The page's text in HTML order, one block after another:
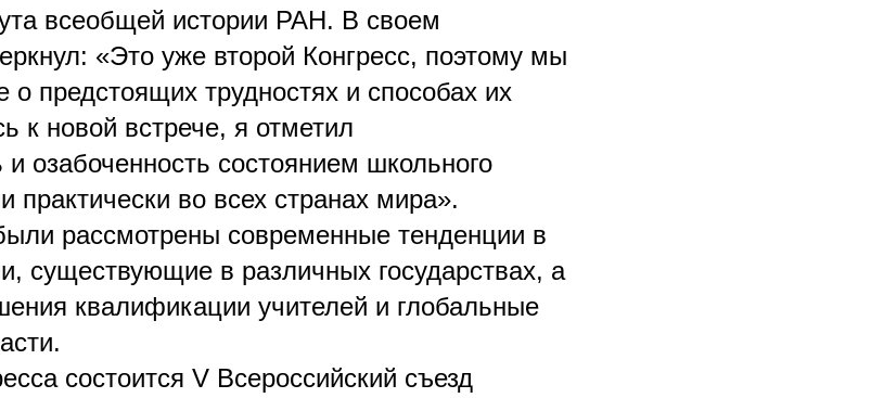
всеобщей истории РАН. В своем
«Это уже второй Конгресс, поэтому мы
о предстоящих трудностях и способах их
к новой встрече, я отметил
и озабоченность состоянием школьного
практически во всех странах мира».
рассмотрены современные тенденции в
существующие в различных государствах, а
квалификации учителей и глобальные
состоится V Всероссийский съезд